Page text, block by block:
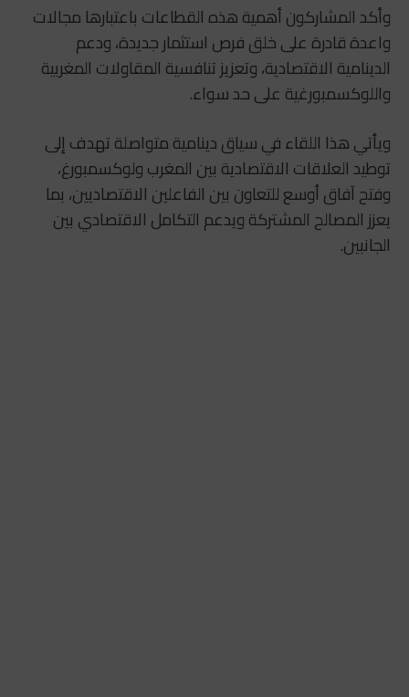
وأكد المشاركون أهمية هذه القطاعات باعتبارها مجالات
واعدة قادرة على خلق فرص استثمار جديدة، ودعم
الدينامية الاقتصادية، وتعزيز تنافسية المقاولات المغربية
واللوكسمبورغية على حد سواء.
ويأتي هذا اللقاء في سياق دينامية متواصلة تهدف إلى
توطيد العلاقات الاقتصادية بين المغربولوكسمبورغ،
وفتح آفاق أوسع للتعاون بين الفاعلين الاقتصاديين، بما
يعزز المصالح المشتركة ويدعم التكامل الاقتصادي بين
الجانبين.